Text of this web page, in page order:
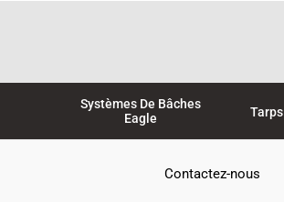
Systèmes De Bâches
Eagle
Tarps
Contactez-nous